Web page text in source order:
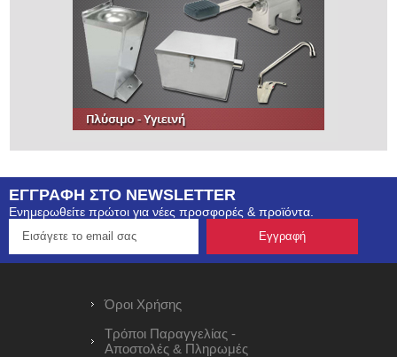
ΕΓΓΡΑΦΗ ΣΤΟ NEWSLETTER
Ενημερωθείτε πρώτοι για νέες προσφορές & προϊόντα.
Όροι Χρήσης
Τρόποι Παραγγελίας -
Αποστολές & Πληρωμές